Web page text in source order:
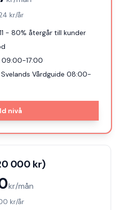
kr/år
- 80% återgår till kunder
09:00-17:00
Vårdguide 08:00-
nivå
000 kr)
kr/mån
kr/år